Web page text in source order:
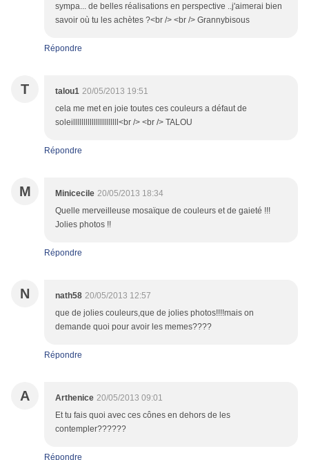
sympa... de belles réalisations en perspective ..j'aimerai bien
savoir où tu les achètes ?<br /> <br /> Grannybisous
Répondre
T talou1 20/05/2013 19:51
cela me met en joie toutes ces couleurs a défaut de
soleillllllllllllllllllllll<br /> <br /> TALOU
Répondre
M Minicecile 20/05/2013 18:34
Quelle merveilleuse mosaïque de couleurs et de gaieté !!!
Jolies photos !!
Répondre
N nath58 20/05/2013 12:57
que de jolies couleurs,que de jolies photos!!!!mais on
demande quoi pour avoir les memes????
Répondre
A Arthenice 20/05/2013 09:01
Et tu fais quoi avec ces cônes en dehors de les
contempler??????
Répondre